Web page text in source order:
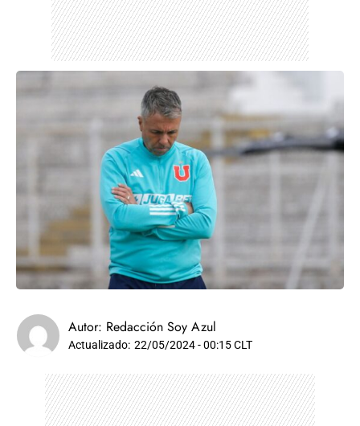
Autor: Redacción Soy Azul
Actualizado: 22/05/2024 - 00:15 CLT